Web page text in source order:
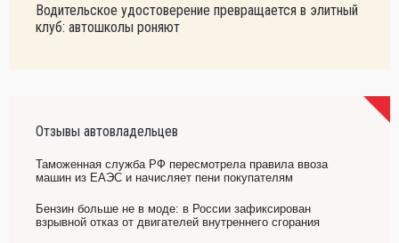
Водительское удостоверение превращается в элитный
клуб: автошколы роняют
Отзывы автовладельцев
Таможенная служба РФ пересмотрела правила ввоза
машин из ЕАЭС и начисляет пени покупателям
Бензин больше не в моде: в России зафиксирован
взрывной отказ от двигателей внутреннего сгорания